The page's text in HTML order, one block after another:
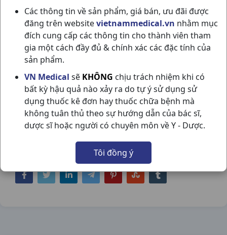
Các thông tin về sản phẩm, giá bán, ưu đãi được
đăng trên websitevietnammedical.vn nhằm mục
đích cung cấp các thông tin cho thành viên tham
gia một cách đầy đủ & chính xác các đặc tính của
sản phẩm.
VN Medical sẽ KHÔNG chịu trách nhiệm khi có
bất kỳ hậu quả nào xảy ra do tự ý sử dụng sử
dụng thuốc kê đơn hay thuốc chữa bệnh mà
không tuân thủ theo sự hướng dẫn của bác sĩ,
dược sĩ hoặc người có chuyên môn về Y - Dược.
Tôi đồng ý
FLUORKIN FOR CHILDREN ( SÚC/
MIỆNG) C500ML SPAIN
NSX:Spain
Nhóm hàng:
Mắt - Tai - Mũi - Họng,
Chia sẻ qua mạng xã hội: